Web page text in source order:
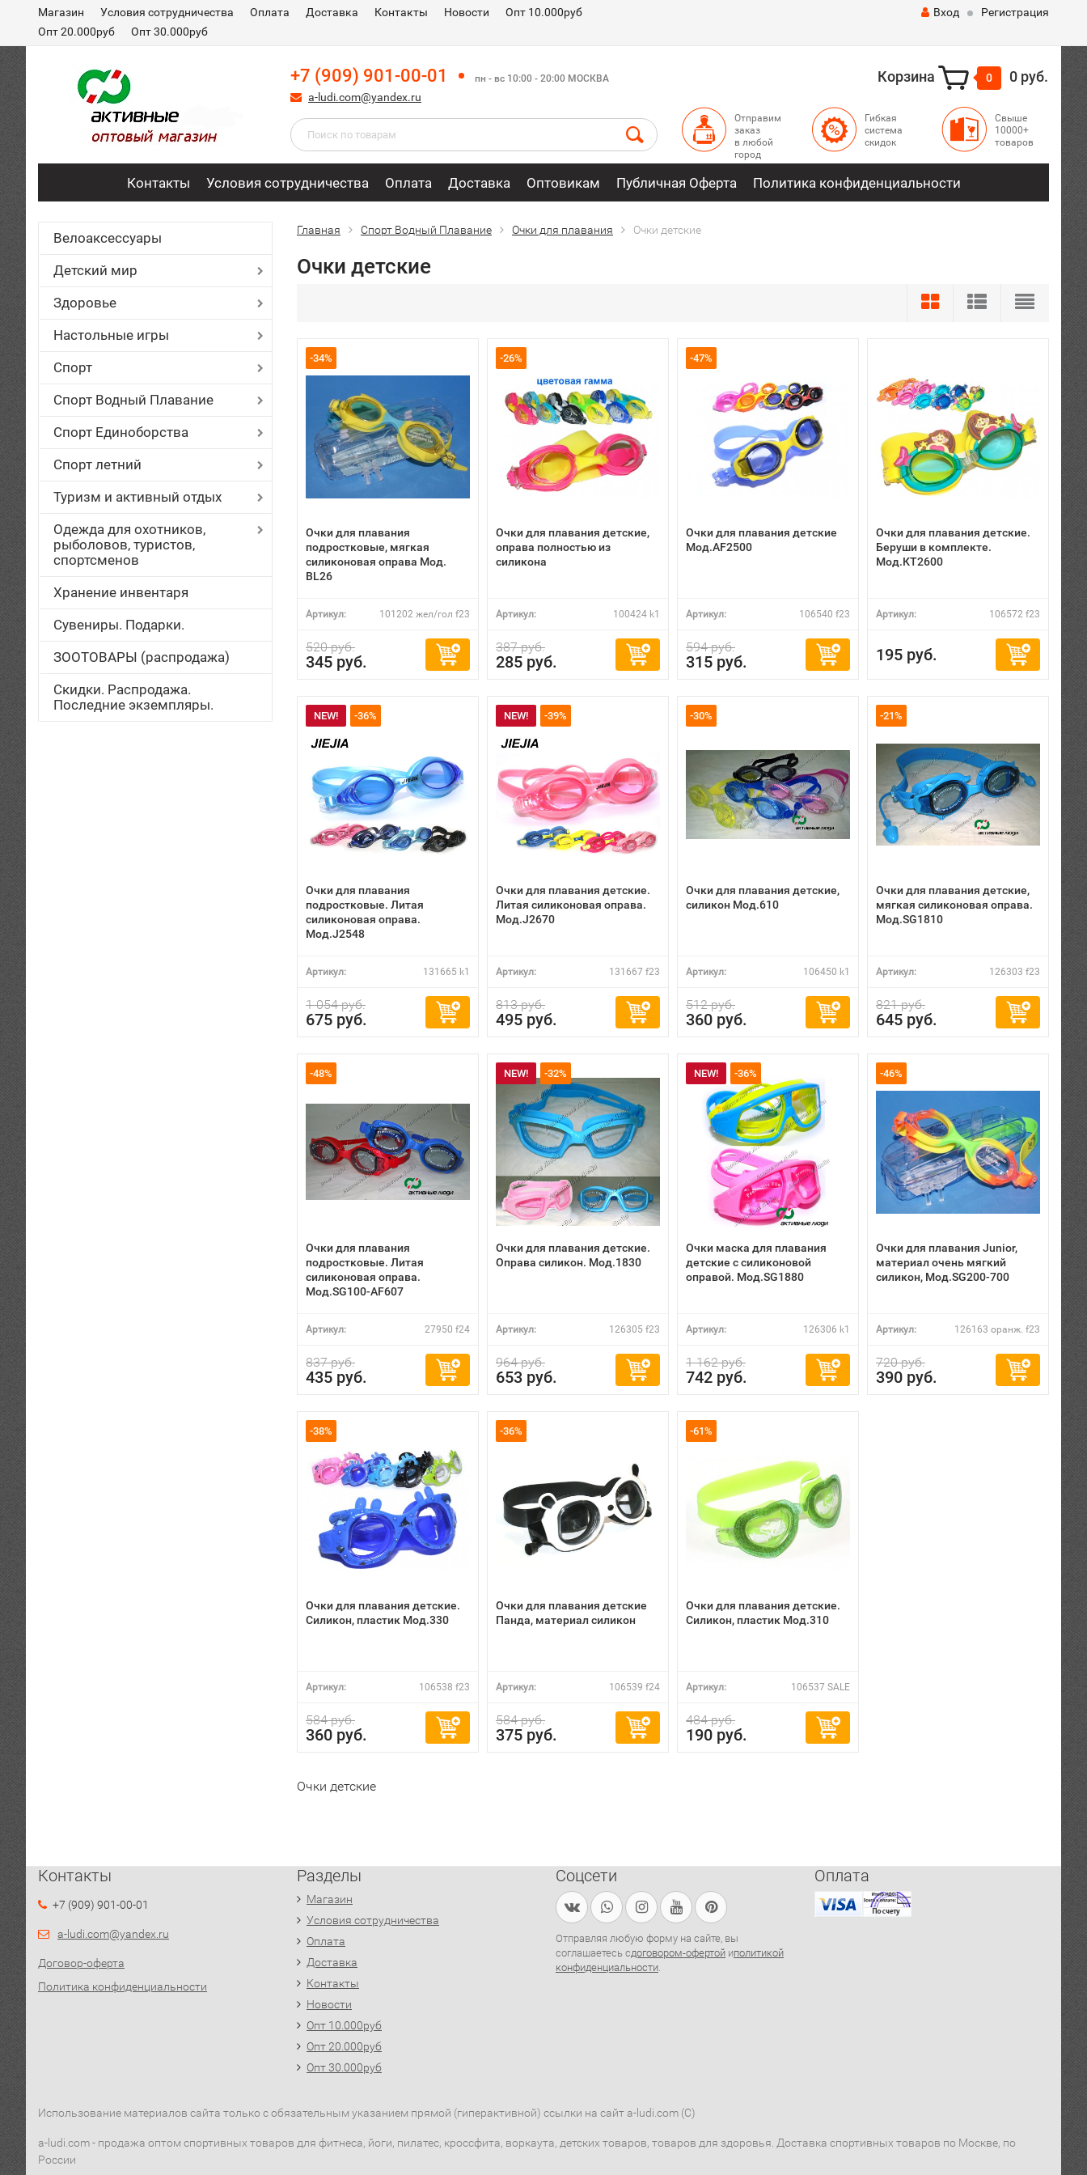
Магазин Условия сотрудничества Оплата Доставка Контакты Новости
Опт 10.000руб
Опт 20.000руб
Опт 30.000руб
Вход Регистрация
+7 (909) 901-00-01 пн - вс 10:00 - 20:00 МОСКВА
a-ludi.com@yandex.ru
Корзина 0 0 руб.
Отправим
заказ
в любой
город
Гибкая
система
скидок
Свыше
10000+
товаров
Контакты Условия сотрудничества Оплата Доставка Оптовикам Публичная Оферта Политика конфиденциальности
Велоаксессуары
Детский мир
Здоровье
Настольные игры
Спорт
Спорт Водный Плавание
Спорт Единоборства
Спорт летний
Туризм и активный отдых
Одежда для охотников,
рыболовов, туристов,
спортсменов
Хранение инвентаря
Сувениры. Подарки.
ЗООТОВАРЫ (распродажа)
Скидки. Распродажа.
Последние экземпляры.
Главная Спорт Водный Плавание Очки для плавания Очки детские
Очки детские
-34%
Очки для плавания
подростковые, мягкая
силиконовая оправа Мод.
BL26
Артикул: 101202 жел/гол f23
520 руб.
345 руб.
-26%
Очки для плавания детские,
оправа полностью из
силикона
Артикул: 100424 k1
387 руб.
285 руб.
-47%
Очки для плавания детские
Мод.AF2500
Артикул: 106540 f23
594 руб.
315 руб.
Очки для плавания детские.
Беруши в комплекте.
Мод.КТ2600
Артикул: 106572 f23
195 руб.
NEW! -36%
Очки для плавания
подростковые. Литая
силиконовая оправа.
Мод.J2548
Артикул: 131665 k1
1 054 руб.
675 руб.
NEW! -39%
Очки для плавания детские.
Литая силиконовая оправа.
Мод.J2670
Артикул: 131667 f23
813 руб.
495 руб.
-30%
Очки для плавания детские,
силикон Мод.610
Артикул: 106450 k1
512 руб.
360 руб.
-21%
Очки для плавания детские,
мягкая силиконовая оправа.
Мод.SG1810
Артикул: 126303 f23
821 руб.
645 руб.
-48%
Очки для плавания
подростковые. Литая
силиконовая оправа.
Мод.SG100-AF607
Артикул: 27950 f24
837 руб.
435 руб.
NEW! -32%
Очки для плавания детские.
Оправа силикон. Мод.1830
Артикул: 126305 f23
964 руб.
653 руб.
NEW! -36%
Очки маска для плавания
детские с силиконовой
оправой. Мод.SG1880
Артикул: 126306 k1
1 162 руб.
742 руб.
-46%
Очки для плавания Junior,
материал очень мягкий
силикон, Мод.SG200-700
Артикул: 126163 оранж. f23
720 руб.
390 руб.
-38%
Очки для плавания детские.
Силикон, пластик Мод.330
Артикул: 106538 f23
584 руб.
360 руб.
-36%
Очки для плавания детские
Панда, материал силикон
Артикул: 106539 f24
584 руб.
375 руб.
-61%
Очки для плавания детские.
Силикон, пластик Мод.310
Артикул: 106537 SALE
484 руб.
190 руб.
Очки детские
Контакты
+7 (909) 901-00-01
a-ludi.com@yandex.ru
Договор-оферта
Политика конфиденциальности
Разделы
Магазин
Условия сотрудничества
Оплата
Доставка
Контакты
Новости
Опт 10.000руб
Опт 20.000руб
Опт 30.000руб
Соцсети
Отправляя любую форму на сайте, вы
соглашаетесь сдоговором-офертой иполитикой
конфиденциальности.
Оплата
Использование материалов сайта только с обязательным указанием прямой (гиперактивной) ссылки на сайт a-ludi.com (C)
a-ludi.com - продажа оптом спортивных товаров для фитнеса, йоги, пилатес, кроссфита, воркаута, детских товаров, товаров для здоровья. Доставка спортивных товаров по Москве, по
России